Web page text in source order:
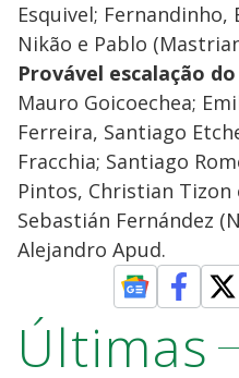
Esquivel; Fernandinho,
Nikão e Pablo
Provável escalação
Mauro Goicoechea;
Ferreira, Santiago
Fracchia; Santiago
Pintos, Christian Tizon
Sebastián Fernández
Alejandro Apud.
Últimas